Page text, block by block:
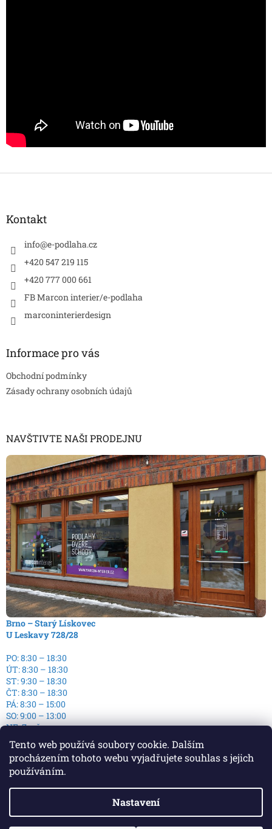
Tento web používá soubory cookie. Dalším
procházením tohoto webu vyjadřujete souhlas s jejich
používáním.
Nastavení
Z
Kontakt
info@e-podlaha.cz
+420 547 219 115
+420 777 000 661
FB Marcon interier/e-podlaha
marconinterierdesign
Informace pro vás
Obchodní podmínky
Zásady ochrany osobních údajů
NAVŠTIVTE NAŠI PRODEJNU
Brno – Starý Lískovec
U Leskavy 728/28
PO: 8:30 – 18:30
ÚT: 8:30 – 18:30
ST: 9:30 – 18:30
ČT: 8:30 – 18:30
PÁ: 8:30 – 15:00
SO: 9:00 – 13:00
NE: Zavřeno
Vytvořil Shoptet